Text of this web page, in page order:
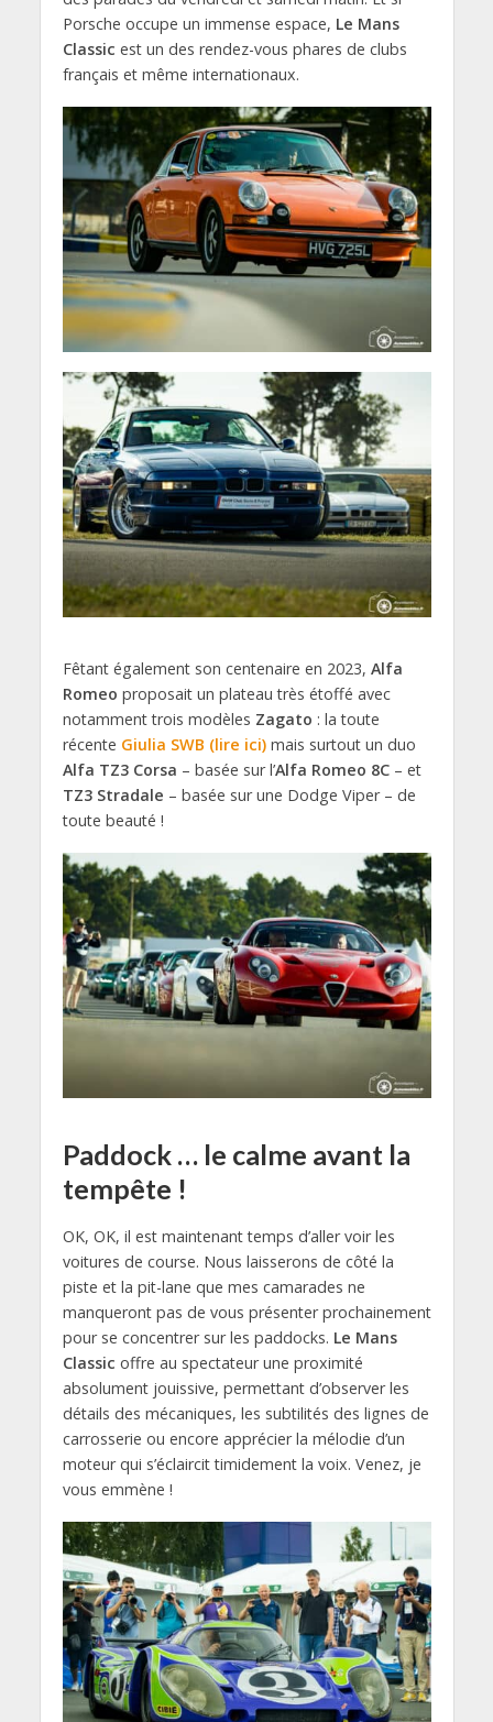
Porsche occupe un immense espace, Le Mans
Classic est un des rendez-vous phares de clubs
français et même internationaux.
Fêtant également son centenaire en 2023, Alfa
Romeo proposait un plateau très étoffé avec
notamment trois modèles Zagato : la toute
récente Giulia SWB (lire ici)mais surtout un duo
Alfa TZ3 Corsa – basée sur l’Alfa Romeo 8C– et
TZ3 Stradale – basée sur une Dodge Viper – de
toute beauté !
Paddock … le calme avant la
tempête !
OK, OK, il est maintenant temps d’aller voir les
voitures de course. Nous laisserons de côté la
piste et la pit-lane que mes camarades ne
manqueront pas de vous présenter prochainement
pour se concentrer sur les paddocks. Le Mans
Classic offre au spectateur une proximité
absolument jouissive, permettant d’observer les
détails des mécaniques, les subtilités des lignes de
carrosserie ou encore apprécier la mélodie d’un
moteur qui s’éclaircit timidement la voix. Venez, je
vous emmène !